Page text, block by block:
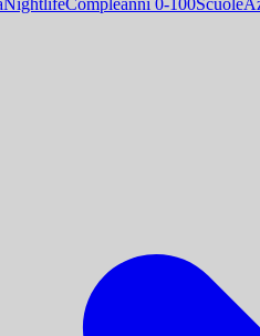
NightlifeCompleanni 0-100Scuole